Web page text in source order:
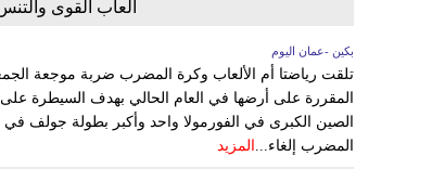
ألعاب القوى
بكين -عمان اليوم
تلقت رياضتا أم الألعاب وكرة المضرب ضربة موجعة
المقررة على أرضها في العام الحالي بهدف السيطرة
الصين الكبرى في الفورمولا واحد وأكبر بطولة جولف في
المضرب إلغاء... المزيد